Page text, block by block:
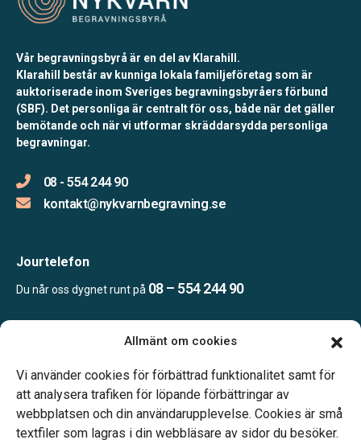
Allmänt om cookies
Vi använder cookies för förbättrad funktionalitet samt för
att analysera trafiken för löpande förbättringar av
webbplatsen och din användarupplevelse. Cookies är små
textfiler som lagras i din webbläsare av sidor du besöker.
Vår begravningsbyrå är en del av Klarahill.
Klarahill består av kunniga lokala familjeföretag som är
auktoriserade inom Sveriges begravningsbyråers förbund
(SBF). Det personliga är centralt för oss, både när det gäller
bemötande och när vi utformar skräddarsydda personliga
begravningar.
08 - 554 244 90
kontakt@nykvarnbegravning.se
Jourtelefon
Du når oss dygnet runt på 08 – 554 244 90
Mån & Ons: 13.30 – 16.30
Annan tid efter överenskommelse